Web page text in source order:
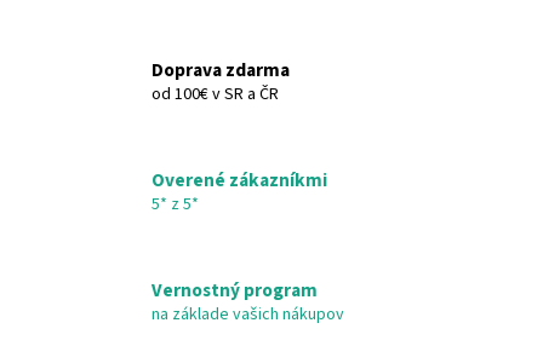
Doprava zdarma
od 100€ v SR a ČR
Overené zákazníkmi
5* z 5*
Vernostný program
na základe vašich nákupov